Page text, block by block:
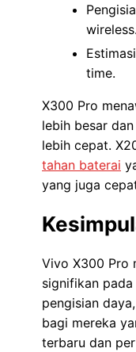
wireless.
time.
X300 Pro
lebih besar
lebih cepat.
tahan baterai
yang juga
Vivo X300 Pro
signifikan
pengisian
bagi mereka
terbaru dan